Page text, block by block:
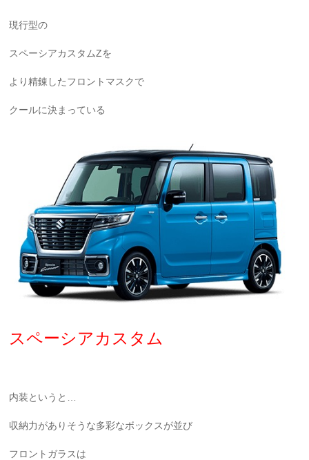
現行型の
スペーシアカスタムZを
より精錬したフロントマスクで
クールに決まっている
スペーシアカスタム
内装というと…
収納力がありそうな多彩なボックスが並び
フロントガラスは